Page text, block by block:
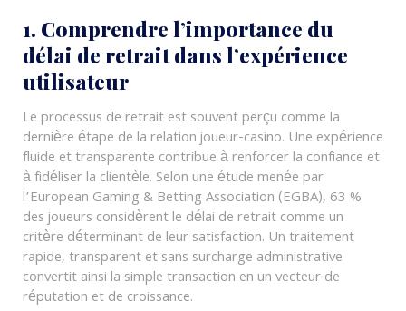
1. Comprendre l’importance du
délai de retrait dans l’expérience
utilisateur
Le processus de retrait est souvent perçu comme la
dernière étape de la relation joueur-casino. Une expérience
fluide et transparente contribue à renforcer la confiance et
à fidéliser la clientèle. Selon une étude menée par
l’European Gaming & Betting Association (EGBA), 63 %
des joueurs considèrent le délai de retrait comme un
critère déterminant de leur satisfaction. Un traitement
rapide, transparent et sans surcharge administrative
convertit ainsi la simple transaction en un vecteur de
réputation et de croissance.